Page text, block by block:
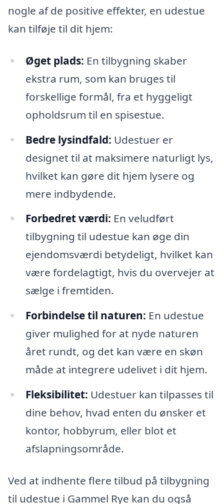
nogle af de positive effekter, en udestue
kan tilføje til dit hjem:
Øget plads: En tilbygning skaber
ekstra rum, som kan bruges til
forskellige formål, fra et hyggeligt
opholdsrum til en spisestue.
Bedre lysindfald: Udestuer er
designet til at maksimere naturligt lys,
hvilket kan gøre dit hjem lysere og
mere indbydende.
Forbedret værdi: En veludført
tilbygning til udestue kan øge din
ejendomsværdi betydeligt, hvilket kan
være fordelagtigt, hvis du overvejer at
sælge i fremtiden.
Forbindelse til naturen: En udestue
giver mulighed for at nyde naturen
året rundt, og det kan være en skøn
måde at integrere udelivet i dit hjem.
Fleksibilitet: Udestuer kan tilpasses til
dine behov, hvad enten du ønsker et
kontor, hobbyrum, eller blot et
afslapningsområde.
Ved at indhente flere tilbud på tilbygning
til udestue i Gammel Rye kan du også